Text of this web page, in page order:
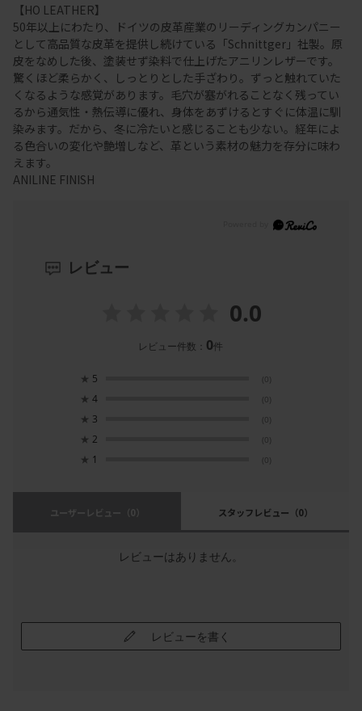
【HO LEATHER】
50年以上にわたり、ドイツの皮革産業のリーディングカンパニー
として高品質な皮革を提供し続けている「Schnittger」社製。原
皮をなめした後、塗装せず染料で仕上げたアニリンレザーです。
驚くほど柔らかく、しっとりとした手ざわり。ずっと触れていた
くなるような感覚があります。毛穴が塞がれることなく残ってい
るから通気性・熱伝導に優れ、身体をあずけるとすぐに体温に馴
染みます。だから、冬に冷たいと感じることも少ない。経年によ
る色合いの変化や艶増しなど、革という素材の魅力を存分に味わ
えます。
ANILINE FINISH
レビュー
0.0
レビュー件数： 0件
★ 5 (0)
★ 4 (0)
★ 3 (0)
★ 2 (0)
★ 1 (0)
ユーザーレビュー （0） スタッフレビュー （0）
レビューはありません。
レビューを書く